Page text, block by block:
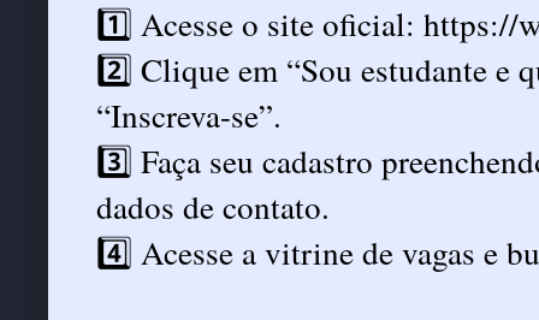
1️⃣ Acesse o site oficial: https://
2️⃣ Clique em “Sou estudante e
“Inscreva-se”.
3️⃣ Faça seu cadastro
dados de contato.
4️⃣ Acesse a vitrine de vagas e